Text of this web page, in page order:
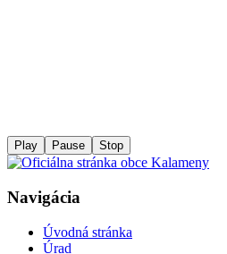
Play Pause Stop
Navigácia
Úvodná stránka
Úrad